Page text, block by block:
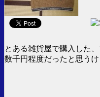
とある雑貨屋で購入した
数千円程度だったと思う